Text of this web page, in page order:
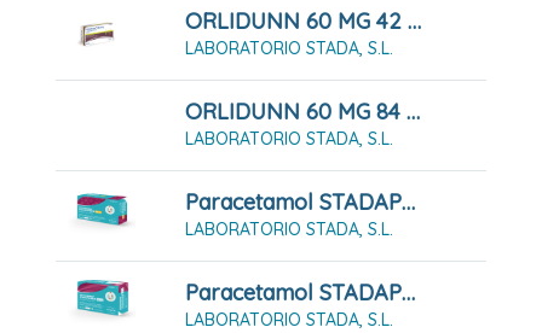
ORLIDUNN 60 MG 42 CÁPSULAS DURAS
LABORATORIO STADA, S.L.
ORLIDUNN 60 MG 84 CÁPSULAS DURAS
LABORATORIO STADA, S.L.
Paracetamol STADAPHARM 500mg 20 Comprimidos EFG
LABORATORIO STADA, S.L.
Paracetamol STADAPHARM 650 Mg 20 Comprimidos EFG
LABORATORIO STADA, S.L.